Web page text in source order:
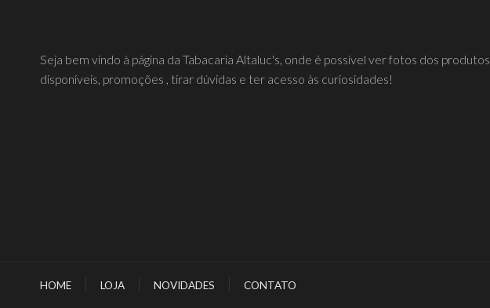
Seja bem vindo à página da Tabacaria Altaluc's, onde é possível ver fotos dos produtos
disponíveis, promoções , tirar dúvidas e ter acesso às curiosidades!
HOME LOJA NOVIDADES CONTATO